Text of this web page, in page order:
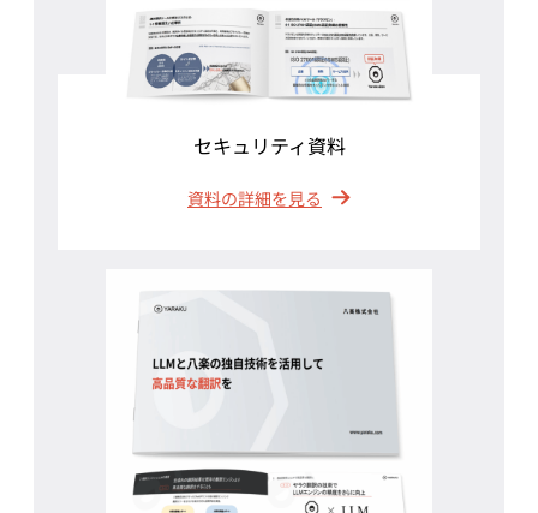
セキュリティ資料
資料の詳細を見る